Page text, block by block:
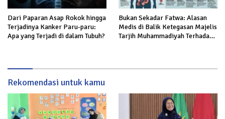
Dari Paparan Asap Rokok hingga
Terjadinya Kanker Paru-paru:
Apa yang Terjadi di dalam Tubuh?
Bukan Sekadar Fatwa: Alasan
Medis di Balik Ketegasan Majelis
Tarjih Muhammadiyah Terhadap
Rekomendasi untuk kamu